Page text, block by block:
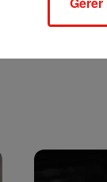
Ceuta : le